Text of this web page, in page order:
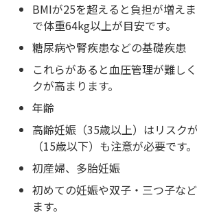
BMIが25を超えると負担が増え
で体重64kg以上が目安です。
糖尿病や腎疾患などの基礎疾患
これらがあると血圧管理が難し
クが高まります。
年齢
高齢妊娠（35歳以上）はリスク
（15歳以下）も注意が必要です。
初産婦、多胎妊娠
初めての妊娠や双子・三つ子な
ます。